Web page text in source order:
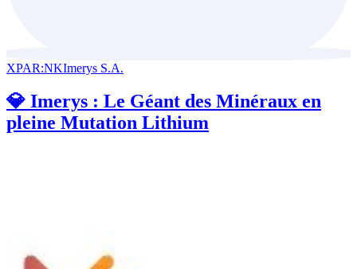
XPAR:NKImerys S.A.
💎 Imerys : Le Géant des Minéraux en
pleine Mutation Lithium